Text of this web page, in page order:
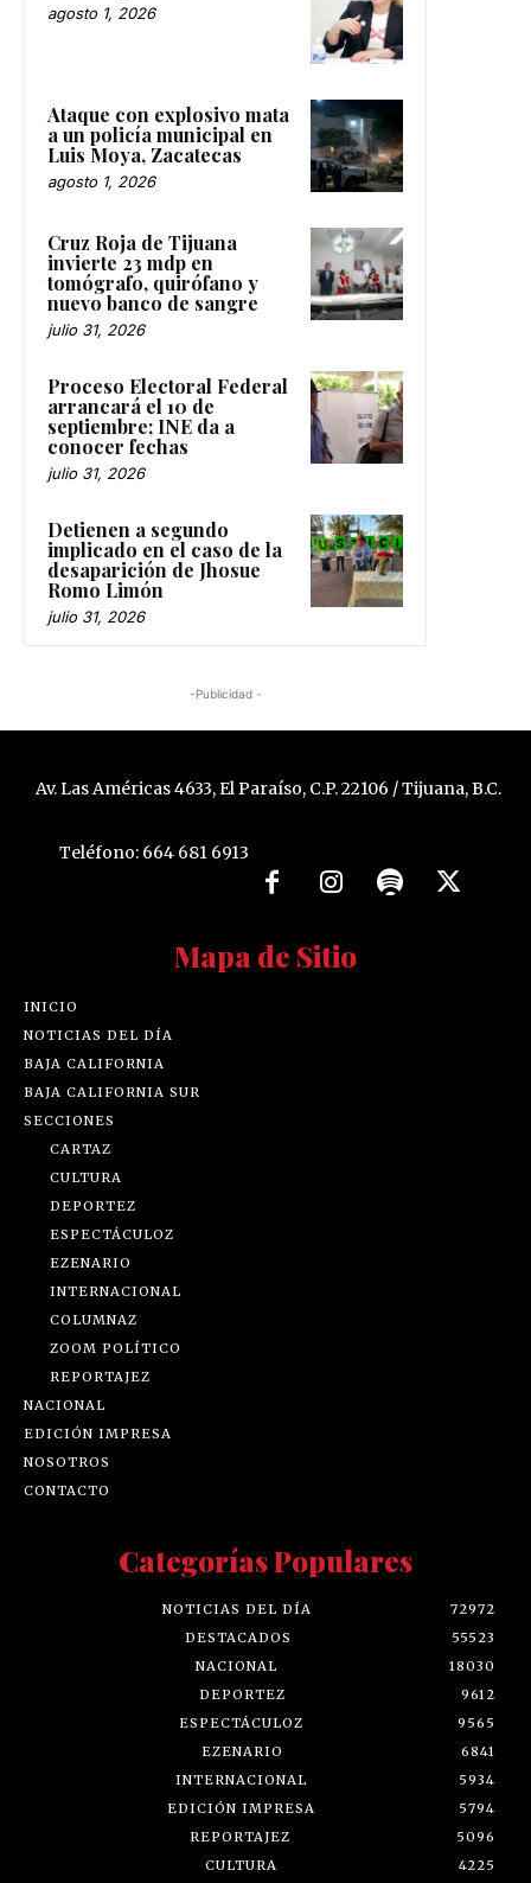
agosto 1, 2026
Ataque con explosivo mata
a un policía municipal en
Luis Moya, Zacatecas
agosto 1, 2026
Cruz Roja de Tijuana
invierte 23 mdp en
tomógrafo, quirófano y
nuevo banco de sangre
julio 31, 2026
Proceso Electoral Federal
arrancará el 10 de
septiembre; INE da a
conocer fechas
julio 31, 2026
Detienen a segundo
implicado en el caso de la
desaparición de Jhosue
Romo Limón
julio 31, 2026
-Publicidad -
Av. Las Américas 4633, El Paraíso, C.P. 22106 / Tijuana, B.C.
Teléfono: 664 681 6913
Mapa de Sitio
INICIO
NOTICIAS DEL DÍA
BAJA CALIFORNIA
BAJA CALIFORNIA SUR
SECCIONES
CARTAZ
CULTURA
DEPORTEZ
ESPECTÁCULOZ
EZENARIO
INTERNACIONAL
COLUMNAZ
ZOOM POLÍTICO
REPORTAJEZ
NACIONAL
EDICIÓN IMPRESA
NOSOTROS
CONTACTO
Categorías Populares
NOTICIAS DEL DÍA
72972
DESTACADOS
55523
NACIONAL
18030
DEPORTEZ
9612
ESPECTÁCULOZ
9565
EZENARIO
6841
INTERNACIONAL
5934
EDICIÓN IMPRESA
5794
REPORTAJEZ
5096
CULTURA
4225